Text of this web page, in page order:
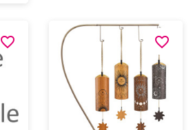
favorite_border favorite_border